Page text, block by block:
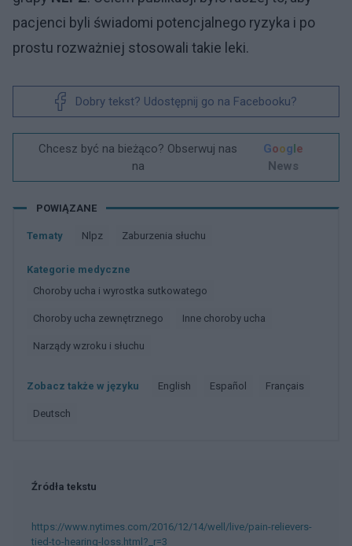
pacjenci byli świadomi potencjalnego ryzyka i po
prostu rozważniej stosowali takie leki.
Dobry tekst? Udostępnij go na Facebooku?
Chcesz być na bieżąco? Obserwuj nas
na
Google
News
POWIĄZANE
Tematy Nlpz Zaburzenia słuchu
Kategorie medyczne
Choroby ucha i wyrostka sutkowatego
Choroby ucha zewnętrznego Inne choroby ucha
Narządy wzroku i słuchu
Zobacz także w języku english español français
deutsch
Źródła tekstu
https://www.nytimes.com/2016/12/14/well/live/pain-relievers-
tied-to-hearing-loss.html?_r=3